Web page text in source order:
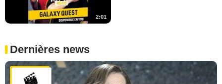
2:01
Dernières news